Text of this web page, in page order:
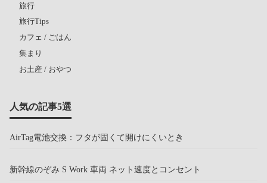
旅行
旅行Tips
カフェ / ごはん
集まり
お土産 / おやつ
人気の記事5選
AirTag電池交換：フタが固くて開けにくいとき
新幹線のぞみ S Work 車両 ネット速度とコンセント